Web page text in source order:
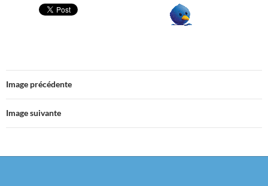
Image précédente
Image suivante